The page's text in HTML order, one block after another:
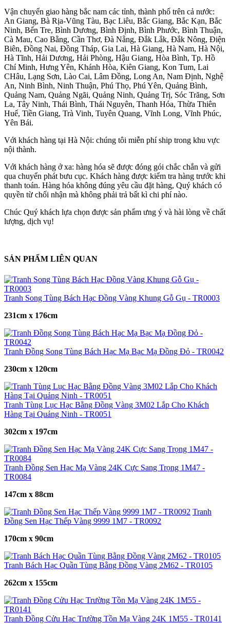
Vận chuyển giao hàng bắc nam các tỉnh, thành phố trên cả nước:
An Giang, Bà Rịa-Vũng Tàu, Bạc Liêu, Bắc Giang, Bắc Kạn, Bắc
Ninh, Bến Tre, Bình Dương, Bình Định, Bình Phước, Bình Thuận,
Cà Mau, Cao Bằng, Cần Thơ, Đà Nẵng, Đắk Lắk, Đắk Nông, Điện
Biên, Đồng Nai, Đồng Tháp, Gia Lai, Hà Giang, Hà Nam, Hà Nội,
Hà Tĩnh, Hải Dương, Hải Phòng, Hậu Giang, Hòa Bình, Tp. Hồ
Chí Minh, Hưng Yên, Khánh Hòa, Kiên Giang, Kon Tum, Lai
CHâu, Lạng Sơn, Lào Cai, Lâm Đồng, Long An, Nam Định, Nghệ
An, Ninh Bình, Ninh Thuận, Phú Thọ, Phú Yên, Quảng Bình,
Quảng Nam, Quảng Ngãi, Quảng Ninh, Quảng Trị, Sóc Trăng, Sơn
La, Tây Ninh, Thái Bình, Thái Nguyên, Thanh Hóa, Thừa Thiên
Huế, Tiền Giang, Trà Vinh, Tuyên Quang, Vĩnh Long, Vĩnh Phúc,
Yên Bái.
Với khách hàng tại Hà Nội: chúng tôi miễn phí ship trong khu vực
nội thành.
Với khách hàng ở xa: hàng hóa sẽ được đóng gói chắc chắn và gửi
qua chuyển phát bưu cục. Khách hàng được kiểm tra hàng trước khi
thanh toán. Hàng hóa không đúng yêu cầu đặt hàng, Quý khách có
quyền từ chối nhận mà không phải trả bất kì chi phí nào.
Chúc Quý khách lựa chọn được sản phẩm ưng ý và hài lòng về chất
lượng, dịch vụ!
SẢN PHẨM LIÊN QUAN
Tranh Song Tùng Bách Hạc Đồng Vàng Khung Gỗ Gụ - TR0003
231cm x 176cm
Tranh Đồng Song Tùng Bách Hạc Mạ Bạc Mạ Đồng Đỏ - TR0042
230cm x 120cm
Tranh Tùng Lục Hạc Bằng Đồng Vàng 3M02 Lắp Cho Khách
Hàng Tại Quảng Ninh - TR0051
302cm x 197cm
Tranh Đồng Sen Hạc Mạ Vàng 24K Cực Sang Trọng 1M47 -
TR0084
147cm x 88cm
Tranh
Đồng Sen Hạc Thếp Vàng 9999 1M7 - TR0092
170cm x 90cm
Tranh Bách Hạc Quần Tùng Bằng Đồng Vàng 2M62 - TR0105
262cm x 155cm
Tranh Đồng Cửu Hạc Trường Tồn Mạ Vàng 24K 1M55 - TR0141